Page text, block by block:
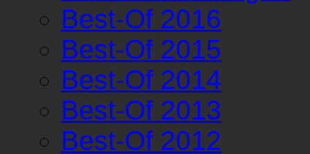
Best-Of 2016
Best-Of 2015
Best-Of 2014
Best-Of 2013
Best-Of 2012